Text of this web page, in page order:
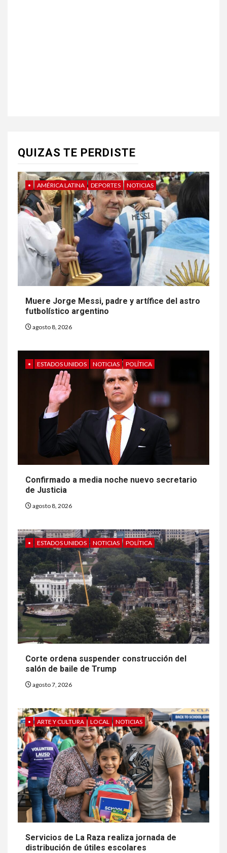
QUIZAS TE PERDISTE
• AMÉRICA LATINA DEPORTES NOTICIAS
Muere Jorge Messi, padre y artífice del astro
futbolístico argentino
agosto 8, 2026
• ESTADOS UNIDOS NOTICIAS POLÍTICA
Confirmado a media noche nuevo secretario
de Justicia
agosto 8, 2026
• ESTADOS UNIDOS NOTICIAS POLÍTICA
Corte ordena suspender construcción del
salón de baile de Trump
agosto 7, 2026
• ARTE Y CULTURA LOCAL NOTICIAS
Servicios de La Raza realiza jornada de
distribución de útiles escolares